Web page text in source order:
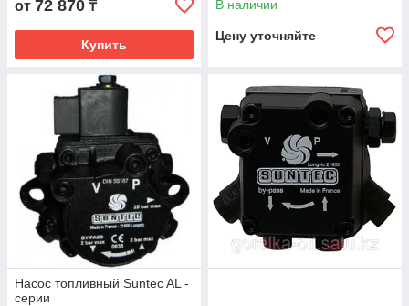
от 72 870 ₸
Купить
В наличии
Цену уточняйте
Насос топливный Suntec AL -
серии